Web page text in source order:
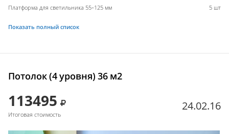
Платформа для светильника 55-125 мм
5 шт
Показать полный список
Потолок (4 уровня) 36 м2
113495
Итоговая стоимость
24.02.16